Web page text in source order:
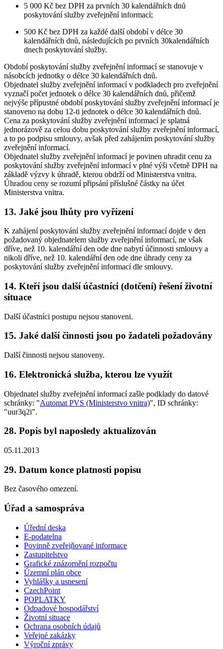
5 000 Kč bez DPH za prvních 30 kalendářních dnů
poskytování služby zveřejnění informací;
500 Kč bez DPH za každé další období v délce 30
kalendářních dnů, následujících po prvních 30kalendářních
dnech poskytování služby.
Období poskytování služby zveřejnění informací se stanovuje v
násobcích jednotky o délce 30 kalendářních dnů.
Objednatel služby zveřejnění informací v podkladech pro zveřejnění
vyznačí počet jednotek o délce 30 kalendářních dnů, přičemž
nejvýše přípustné období poskytování služby zveřejnění informací je
stanoveno na dobu 12-ti jednotek o délce 30 kalendářních dnů.
Cena za poskytování služby zveřejnění informací je splatná
jednorázově za celou dobu poskytování služby zveřejnění informací,
a to po podpisu smlouvy, avšak před zahájením poskytování služby
zveřejnění informací.
Objednatel služby zveřejnění informací je povinen uhradit cenu za
poskytování služby zveřejnění informací v plné výši včetně DPH na
základě výzvy k úhradě, kterou obdrží od Ministerstva vnitra.
Úhradou ceny se rozumí připsání příslušné částky na účet
Ministerstva vnitra.
13. Jaké jsou lhůty pro vyřízení
K zahájení poskytování služby zveřejnění informací dojde v den
požadovaný objednatelem služby zveřejnění informací, ne však
dříve, než 10. kalendářní den ode dne nabytí účinnosti smlouvy a
nikoli dříve, než 10. kalendářní den ode dne úhrady ceny za
poskytování služby zveřejnění informací dle smlouvy.
14. Kteří jsou další účastníci (dotčení) řešení životní
situace
Další účastníci postupu nejsou stanoveni.
15. Jaké další činnosti jsou po žadateli požadovány
Další činnosti nejsou stanoveny.
16. Elektronická služba, kterou lze využít
Objednatel služby zveřejnění informací zašle podklady do datové
schránky: "Automat PVS (Ministerstvo vnitra)", ID schránky:
"uur3q2i".
28. Popis byl naposledy aktualizován
05.11.2013
29. Datum konce platnosti popisu
Bez časového omezení.
Úřad a samospráva
Úřední deska
E-podatelna
Povinně zveřejňované informace
Zastupitelstvo
Grafické znázornění rozpočtu
Územní plán obce
Vyhlášky a usnesení
CzechPoint
POPLATKY
Odpadové hospodářství
Životní situace
Ochrana osobních údajů
Veřejné zakázky
Výroční zprávy